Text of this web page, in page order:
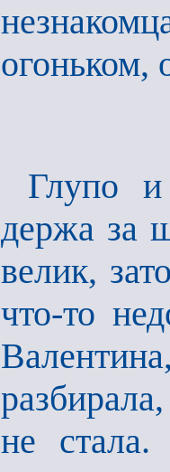
огоньком,
Глупо
держа за
велик,
что-то
не